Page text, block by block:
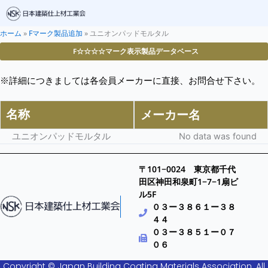
ホーム » Fマーク製品追加 »ユニオンパッドモルタル
F☆☆☆☆マーク表示製品データベース
※詳細につきましては各会員メーカーに直接、お問合せ下さい。
名称 メーカー名
ユニオンパッドモルタル No data was found
〒101−0024 東京都千代
田区神田和泉町1−7−1扇ビ
ル5F
０３ー３８６１ー３８
４４
０３ー３８５１ー０７
０６